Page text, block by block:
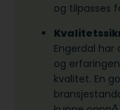
og tilpasses
Engerdal
og
kvalitet. En